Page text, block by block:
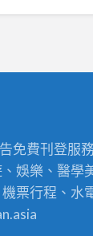
免費刊登服
娛樂、醫學
票行程、水